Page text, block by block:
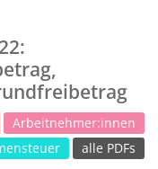
Arbeitnehmer:innen
alle PDFs